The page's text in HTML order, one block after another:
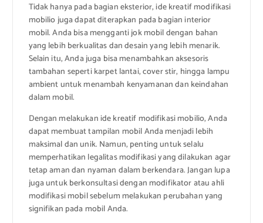
Tidak hanya pada bagian eksterior, ide kreatif modifikasi
mobilio juga dapat diterapkan pada bagian interior
mobil. Anda bisa mengganti jok mobil dengan bahan
yang lebih berkualitas dan desain yang lebih menarik.
Selain itu, Anda juga bisa menambahkan aksesoris
tambahan seperti karpet lantai, cover stir, hingga lampu
ambient untuk menambah kenyamanan dan keindahan
dalam mobil.
Dengan melakukan ide kreatif modifikasi mobilio, Anda
dapat membuat tampilan mobil Anda menjadi lebih
maksimal dan unik. Namun, penting untuk selalu
memperhatikan legalitas modifikasi yang dilakukan agar
tetap aman dan nyaman dalam berkendara. Jangan lupa
juga untuk berkonsultasi dengan modifikator atau ahli
modifikasi mobil sebelum melakukan perubahan yang
signifikan pada mobil Anda.